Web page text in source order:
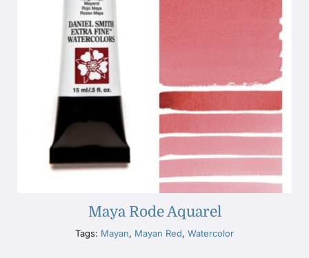
Maya Rode Aquarel
Tags: Mayan, Mayan Red, Watercolor